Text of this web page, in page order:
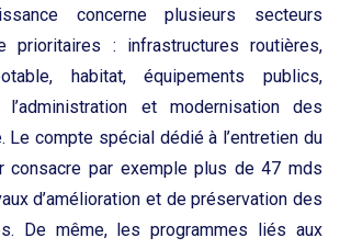
concerne plusieurs secteurs
prioritaires : infrastructures routières,
habitat, équipements publics,
et modernisation des
Le compte spécial dédié à l’entretien du
consacre par exemple plus de 47 mds
d’amélioration et de préservation des
De même, les programmes liés aux